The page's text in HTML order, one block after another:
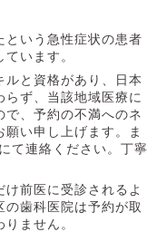
という急性症状の患者
います。
ルと資格があり、日本
ず、当該地域医療に
、予約の不満へのネ
い申し上げます。ま
て連絡ください。丁寧
前医に受診されるよ
歯科医院は予約が取
ません。